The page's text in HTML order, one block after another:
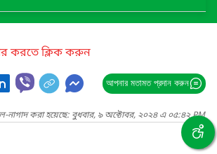
করতে ক্লিক করুন
আপনার মতামত প্রদান করুন
নাগাদ করা হয়েছে: বুধবার, ৯ অক্টোবর, ২০২৪ এ ০৫:৪২ PM